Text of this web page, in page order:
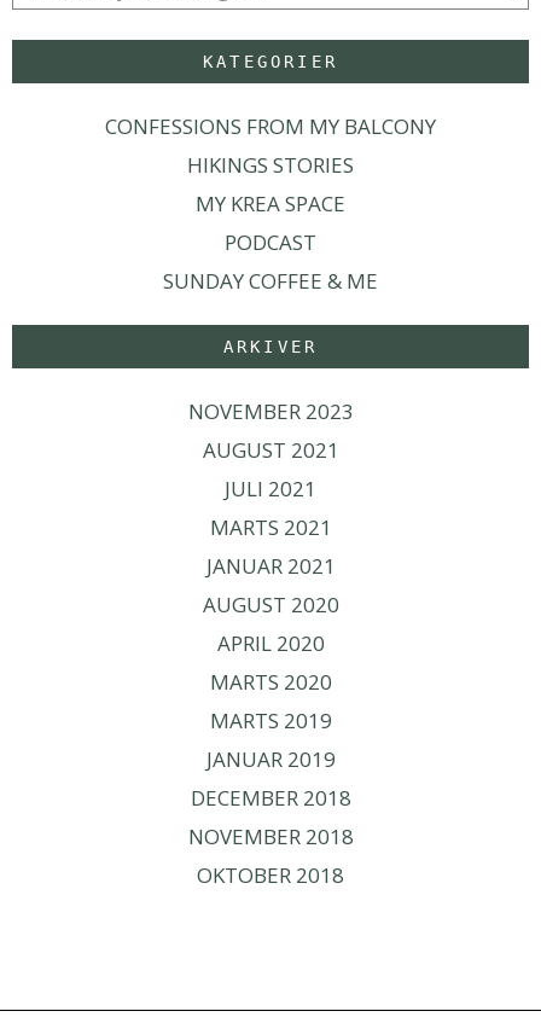
KATEGORIER
CONFESSIONS FROM MY BALCONY
HIKINGS STORIES
MY KREA SPACE
PODCAST
SUNDAY COFFEE & ME
ARKIVER
NOVEMBER 2023
AUGUST 2021
JULI 2021
MARTS 2021
JANUAR 2021
AUGUST 2020
APRIL 2020
MARTS 2020
MARTS 2019
JANUAR 2019
DECEMBER 2018
NOVEMBER 2018
OKTOBER 2018